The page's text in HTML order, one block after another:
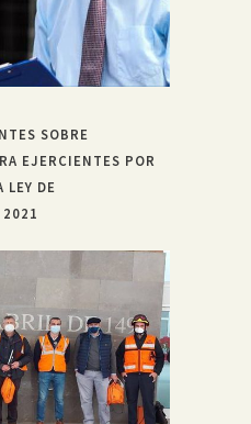
SOBRE
EJERCIENTES POR
LEY DE
2021